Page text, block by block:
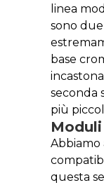
linea
sono
base
seconda
più
questa